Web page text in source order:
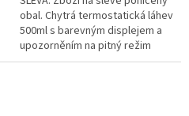
obal. Chytrá termostatická láhev
500ml s barevným displejem a
upozorněním na pitný režim